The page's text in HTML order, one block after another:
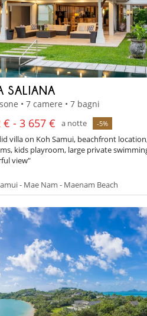
SALIANA
• 7 camere • 7 bagni
€ - 3 657 € a notte -5%
villa on Koh Samui, beachfront
kids playroom, large private
view"
- Mae Nam - Maenam Beach